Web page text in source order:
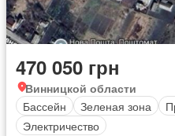
470 050 грн
Винницкой области
Бассейн
Зеленая зона
Электричество